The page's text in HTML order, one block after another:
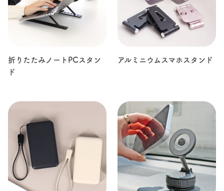
折りたたみノートPCスタン
ド
アルミニウムスマホスタンド